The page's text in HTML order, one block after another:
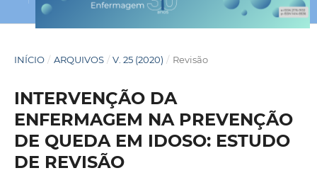
INÍCIO / ARQUIVOS / V. 25 (2020) / Revisão
INTERVENÇÃO DA
ENFERMAGEM NA PREVENÇÃO
DE QUEDA EM IDOSO: ESTUDO
DE REVISÃO